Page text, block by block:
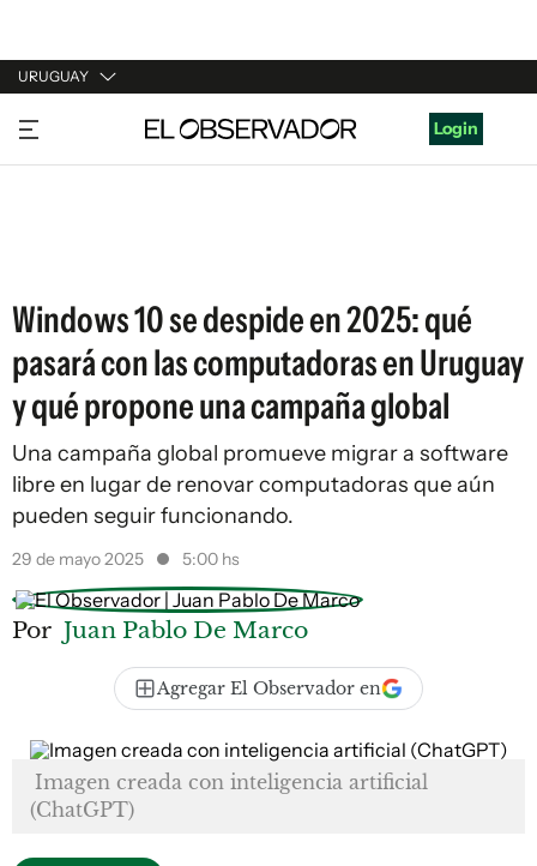
URUGUAY
URUGUAY
ARGENTINA
Login
Windows 10 se despide en 2025: qué
pasará con las computadoras en Uruguay
y qué propone una campaña global
Una campaña global promueve migrar a software
libre en lugar de renovar computadoras que aún
pueden seguir funcionando.
29 de mayo 2025 5:00 hs
Por Juan Pablo De Marco
Agregar El Observador en
Imagen creada con inteligencia artificial
(ChatGPT)